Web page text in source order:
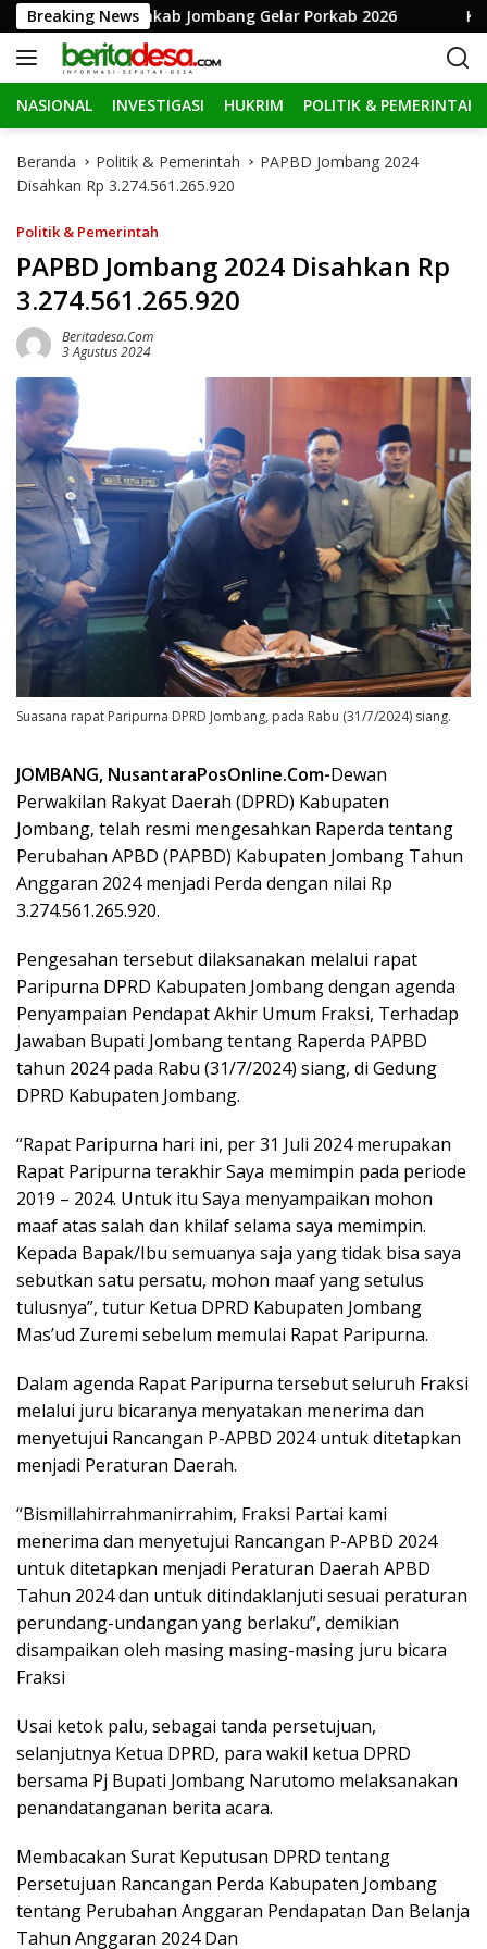
a
g
u
Breaking News
81 RI, Pemkab Jombang Gelar Porkab 2026 KPK
NASIONAL INVESTIGASI HUKRIM POLITIK & PEMERINTAH
Beranda Politik & Pemerintah
PAPBD Jombang 2024
Disahkan Rp 3.274.561.265.920
Politik & Pemerintah
PAPBD Jombang 2024 Disahkan Rp
3.274.561.265.920
Beritadesa.com
3 Agustus 2024
Suasana rapat Paripurna DPRD Jombang, pada Rabu (31/7/2024) siang.
JOMBANG, NusantaraPosOnline.Com-Dewan
Perwakilan Rakyat Daerah (DPRD) Kabupaten
Jombang, telah resmi mengesahkan Raperda tentang
Perubahan APBD (PAPBD) Kabupaten Jombang Tahun
Anggaran 2024 menjadi Perda dengan nilai Rp
3.274.561.265.920.
Pengesahan tersebut dilaksanakan melalui rapat
Paripurna DPRD Kabupaten Jombang dengan agenda
Penyampaian Pendapat Akhir Umum Fraksi, Terhadap
Jawaban Bupati Jombang tentang Raperda PAPBD
tahun 2024 pada Rabu (31/7/2024) siang, di Gedung
DPRD Kabupaten Jombang.
“Rapat Paripurna hari ini, per 31 Juli 2024 merupakan
Rapat Paripurna terakhir Saya memimpin pada periode
2019 – 2024. Untuk itu Saya menyampaikan mohon
maaf atas salah dan khilaf selama saya memimpin.
Kepada Bapak/Ibu semuanya saja yang tidak bisa saya
sebutkan satu persatu, mohon maaf yang setulus
tulusnya”, tutur Ketua DPRD Kabupaten Jombang
Mas’ud Zuremi sebelum memulai Rapat Paripurna.
Dalam agenda Rapat Paripurna tersebut seluruh Fraksi
melalui juru bicaranya menyatakan menerima dan
menyetujui Rancangan P-APBD 2024 untuk ditetapkan
menjadi Peraturan Daerah.
“Bismillahirrahmanirrahim, Fraksi Partai kami
menerima dan menyetujui Rancangan P-APBD 2024
untuk ditetapkan menjadi Peraturan Daerah APBD
Tahun 2024 dan untuk ditindaklanjuti sesuai peraturan
perundang-undangan yang berlaku”, demikian
disampaikan oleh masing masing-masing juru bicara
Fraksi
Usai ketok palu, sebagai tanda persetujuan,
selanjutnya Ketua DPRD, para wakil ketua DPRD
bersama Pj Bupati Jombang Narutomo melaksanakan
penandatanganan berita acara.
Membacakan Surat Keputusan DPRD tentang
Persetujuan Rancangan Perda Kabupaten Jombang
tentang Perubahan Anggaran Pendapatan Dan Belanja
Tahun Anggaran 2024 Dan